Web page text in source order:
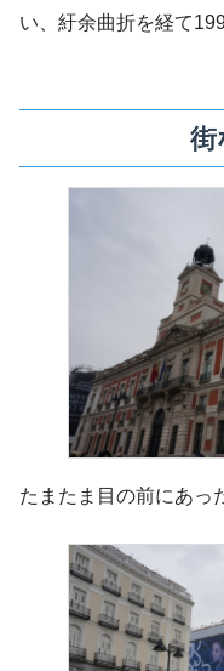
い、紆余曲折を経て
街
たまたま目の前にあっ